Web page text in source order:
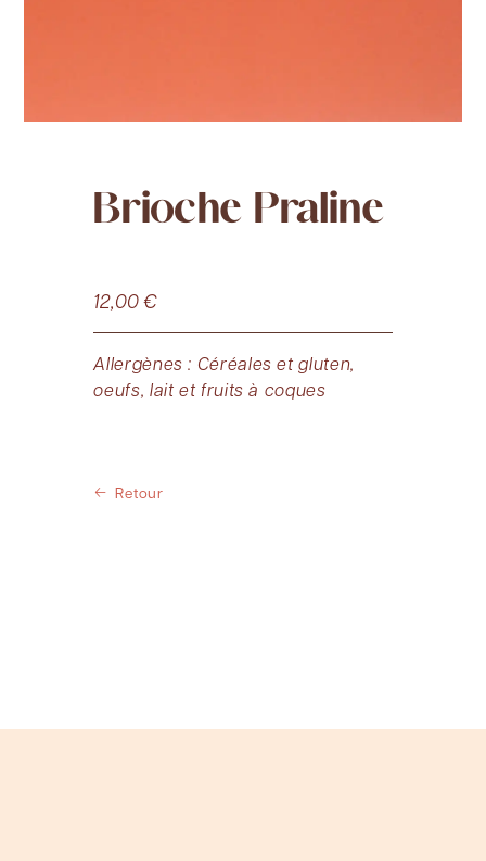
Brioche Praline
12,00€
Allergènes : Céréales et gluten,
oeufs, lait et fruits à coques
Retour